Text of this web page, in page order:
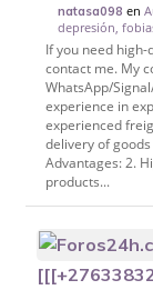
natasa098 en
depresión,
If you need
contact me. My
WhatsApp/
experience in
experienced
delivery of
Advantages: 2.
products...